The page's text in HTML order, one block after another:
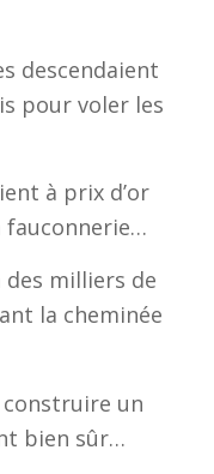
descendaient
pour voler les
à prix d’or
fauconnerie…
des milliers de
la cheminée
un
bien sûr…